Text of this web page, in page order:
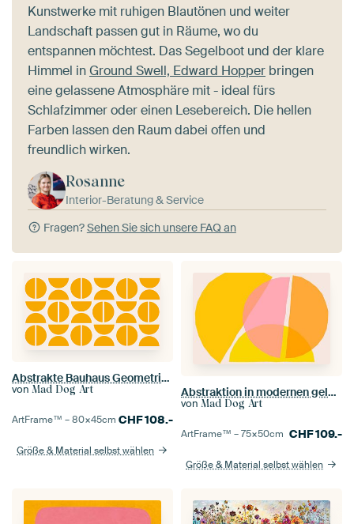
Kunstwerke mit ruhigen Blautönen und weiter
Landschaft passen gut in Räume, wo du
entspannen möchtest. Das Segelboot und der klare
Himmel inGround Swell, Edward Hopper bringen
eine gelassene Atmosphäre mit - ideal fürs
Schlafzimmer oder einen Lesebereich. Die hellen
Farben lassen den Raum dabei offen und
freundlich wirken.
Rosanne
Interior-Beratung & Service
Fragen?Sehen Sie sich unsere FAQ an
Abstrakte Bauhaus Geometrie in Gelb
von Mad Dog Art
ArtFrame™ –80×45cm CHF108.-
Größe & Material selbst wählen
Abstraktion in modernen gelben Farben
von Mad Dog Art
ArtFrame™ –75×50cm CHF109.-
Größe & Material selbst wählen